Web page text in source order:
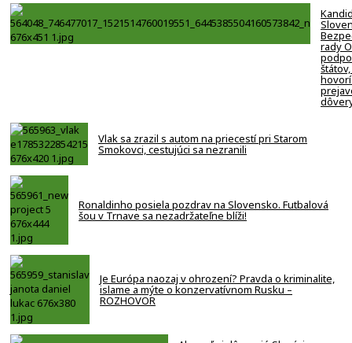
rady
Vlak sa zrazil s autom na priecestí pri Starom
Smokovci, cestujúci sa nezranili
Ronaldinho posiela pozdrav na Slovensko. Futbalová
šou v Trnave sa nezadržateľne blíži!
Je Európa naozaj v ohrození? Pravda o kriminalite,
islame a mýte o konzervatívnom Rusku –
ROZHOVOR